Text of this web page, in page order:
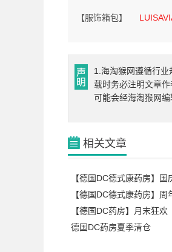
【服饰箱包】
1.海淘猴网遵循行
载时务必注明文章
可能会经海淘猴网编
相关文章
【德国DC德式康药房】国
【德国DC德式康药房】周
【德国DC药房】月末狂欢
德国DC药房夏季清仓